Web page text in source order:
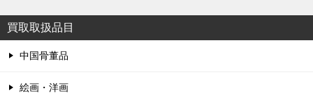
買取取扱品目
中国骨董品
絵画・洋画